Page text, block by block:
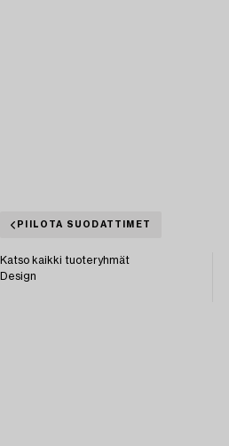
PIILOTA SUODATTIMET
Katso kaikki tuoteryhmät
Design